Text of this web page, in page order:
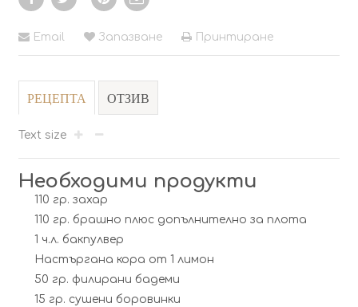
Email Запазване Принтиране
РЕЦЕПТА ОТЗИВ
Text size
Необходими продукти
110 гр. захар
110 гр. брашно плюс допълнително за плота
1 ч.л. бакпулвер
Настъргана кора от 1 лимон
50 гр. филирани бадеми
15 гр. сушени боровинки